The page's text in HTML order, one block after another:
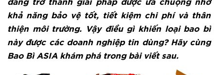
khả năng bảo vệ tốt, tiết kiệm chi phí và thân
thiện môi trường. Vậy điều gì khiến loại bao bì
này được các doanh nghiệp tin dùng? Hãy cùng
Bao Bì ASIA khám phá trong bài viết sau.